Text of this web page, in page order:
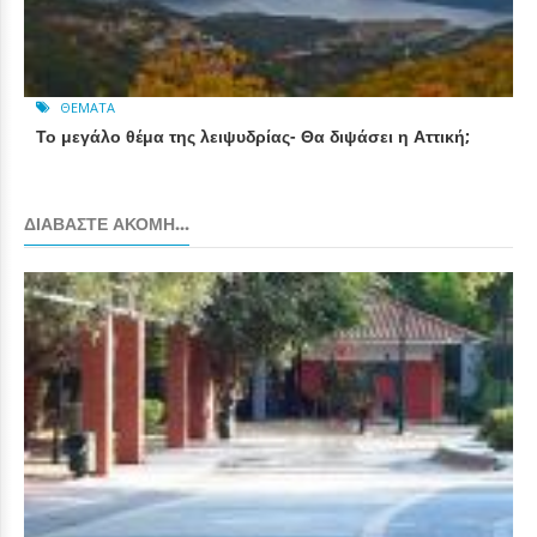
ΘΈΜΑΤΑ
Το μεγάλο θέμα της λειψυδρίας- Θα διψάσει η Αττική;
ΔΙΑΒΆΣΤΕ ΑΚΌΜΗ...